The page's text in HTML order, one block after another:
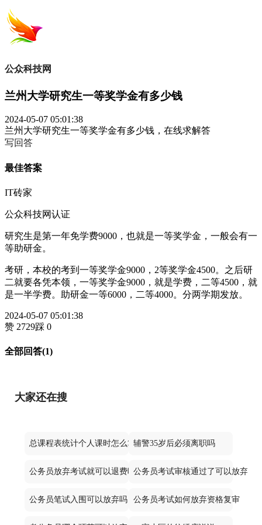
公众科技网
兰州大学研究生一等奖学金有多少钱
2024-05-07 05:01:38
兰州大学研究生一等奖学金有多少钱，在线求解答
写回答
最佳答案
IT砖家
公众科技网认证
研究生是第一年免学费9000，也就是一等奖学金，一般会有一
等助研金。
考研，本校的考到一等奖学金9000，2等奖学金4500。之后研
二就要各凭本领，一等奖学金9000，就是学费，二等4500，就
是一半学费。助研金一等6000，二等4000。分两学期发放。
2024-05-07 05:01:38
赞 2729踩 0
全部回答(1)
大家还在搜
总课程表统计个人课时怎么算辅警35岁后必须离职吗
公务员放弃考试就可以退费吗公务员考试审核通过了可以放弃不
公务员笔试入围可以放弃吗 公务员考试如何放弃资格复审